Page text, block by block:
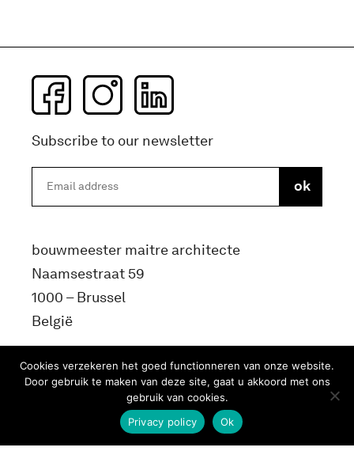
Subscribe to our newsletter
bouwmeester maitre architecte
Naamsestraat 59
1000 – Brussel
België
info@bma.brussels
Cookies verzekeren het goed functionneren van onze website.
Door gebruik te maken van deze site, gaat u akkoord met ons
gebruik van cookies.
Ok
Privacy policy